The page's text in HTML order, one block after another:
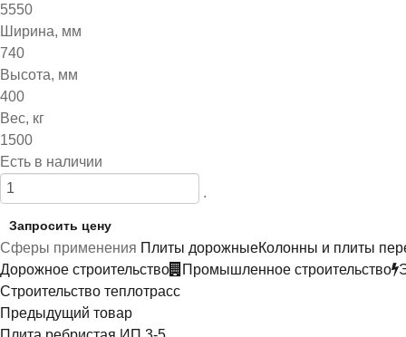
5550
Ширина, мм
740
Высота, мм
400
Вес, кг
1500
Есть в наличии
.
Запросить цену
Сферы применения Плиты дорожныеКолонны и плиты
Дорожное строительство
Промышленное строительство
Строительство теплотрасс
Предыдущий товар